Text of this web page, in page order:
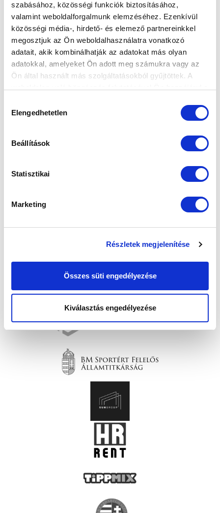
szabásához, közösségi funkciók biztosításához,
valamint weboldalforgalmunk elemzéséhez. Ezenkívül
közösségi média-, hirdető- és elemező partnereinkkel
megosztjuk az Ön weboldalhasználatra vonatkozó
adatait, akik kombinálhatják az adatokat más olyan
adatokkal, amelyeket Ön adott meg számukra vagy az
Ön által használt más szolgáltatásokból gyűjtöttek. A
kiválasztása
Elengedhetetlen
Beállítások
Statisztikai
Marketing
Részletek megjelenítése
Összes süti engedélyezése
Kiválasztás engedélyezése
Elfogadom azAdatvédelmi tájékoztatót !
FELIRATKOZOM